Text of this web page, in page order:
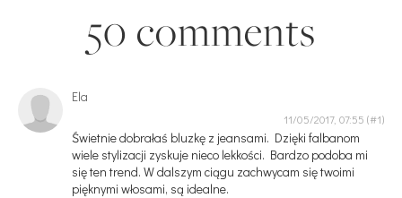
50 comments
Ela
11/05/2017, 07:55
Świetnie dobrałaś bluzkę z jeansami. Dzięki falbanom
wiele stylizacji zyskuje nieco lekkości. Bardzo podoba mi
się ten trend. W dalszym ciągu zachwycam się twoimi
pięknymi włosami, są idealne.